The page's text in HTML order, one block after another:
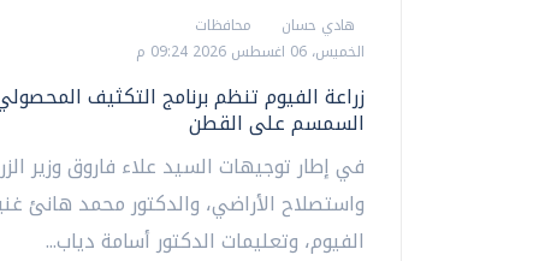
هادي حسان
محافظات
الخميس، 06 اغسطس 2026 09:24 م
زراعة الفيوم تنظم برنامج التكثيف
السمسم على القطن
في إطار توجيهات السيد علاء فاروق وزير
واستصلاح الأراضي، والدكتور محمد هانئ
الفيوم، وتعليمات الدكتور أسامة دياب...